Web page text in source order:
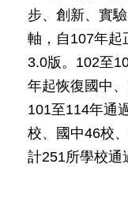
支
服
務
學
資
源
步、創新、實
軸，自107年起
3.0版。102至
年起恢復國中
101至114年通
校、國中46校
計251所學校通